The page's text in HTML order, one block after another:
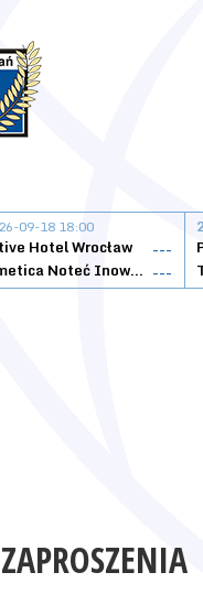
09-18 18:00
Hotel Wrocław
---
KSK Qemetica Noteć Inowrocław ---